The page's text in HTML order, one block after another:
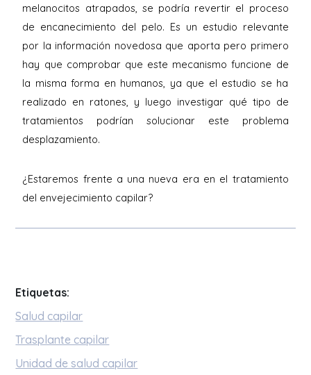
melanocitos atrapados, se podría revertir el proceso
de encanecimiento del pelo. Es un estudio relevante
por la información novedosa que aporta pero primero
hay que comprobar que este mecanismo funcione de
la misma forma en humanos, ya que el estudio se ha
realizado en ratones, y luego investigar qué tipo de
tratamientos podrían solucionar este problema
desplazamiento.
¿Estaremos frente a una nueva era en el tratamiento
del envejecimiento capilar?
Etiquetas:
Salud capilar
Trasplante capilar
Unidad de salud capilar